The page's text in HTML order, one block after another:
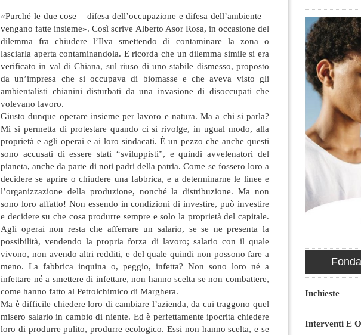
«Purché le due cose – difesa dell’occupazione e difesa dell’ambiente –
vengano fatte insieme». Così scrive Alberto Asor Rosa, in occasione del
dilemma fra chiudere l’Ilva smettendo di contaminare la zona o
lasciarla aperta contaminandola. E ricorda che un dilemma simile si era
verificato in val di Chiana, sul riuso di uno stabile dismesso, proposto
da un’impresa che si occupava di biomasse e che aveva visto gli
ambientalisti chianini disturbati da una invasione di disoccupati che
volevano lavoro.
Giusto dunque operare insieme per lavoro e natura. Ma a chi si parla?
Mi si permetta di protestare quando ci si rivolge, in ugual modo, alla
proprietà e agli operai e ai loro sindacati. È un pezzo che anche questi
sono accusati di essere stati “sviluppisti”, e quindi avvelenatori del
pianeta, anche da parte di noti padri della patria. Come se fossero loro a
decidere se aprire o chiudere una fabbrica, e a determinarne le linee e
l’organizzazione della produzione, nonché la distribuzione. Ma non
sono loro affatto! Non essendo in condizioni di investire, può investire
e decidere su che cosa produrre sempre e solo la proprietà del capitale.
Agli operai non resta che afferrare un salario, se se ne presenta la
possibilità, vendendo la propria forza di lavoro; salario con il quale
vivono, non avendo altri redditi, e del quale quindi non possono fare a
meno. La fabbrica inquina o, peggio, infetta? Non sono loro né a
infettare né a smettere di infettare, non hanno scelta se non combattere,
come hanno fatto al Petrolchimico di Marghera.
Ma è difficile chiedere loro di cambiare l’azienda, da cui traggono quel
misero salario in cambio di niente. Ed è perfettamente ipocrita chiedere
loro di produrre pulito, produrre ecologico. Essi non hanno scelta, e se
Inchieste
Interventi E